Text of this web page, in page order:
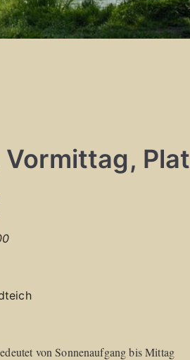
Vormittag,
von Sonnenaufgang bis Mittag